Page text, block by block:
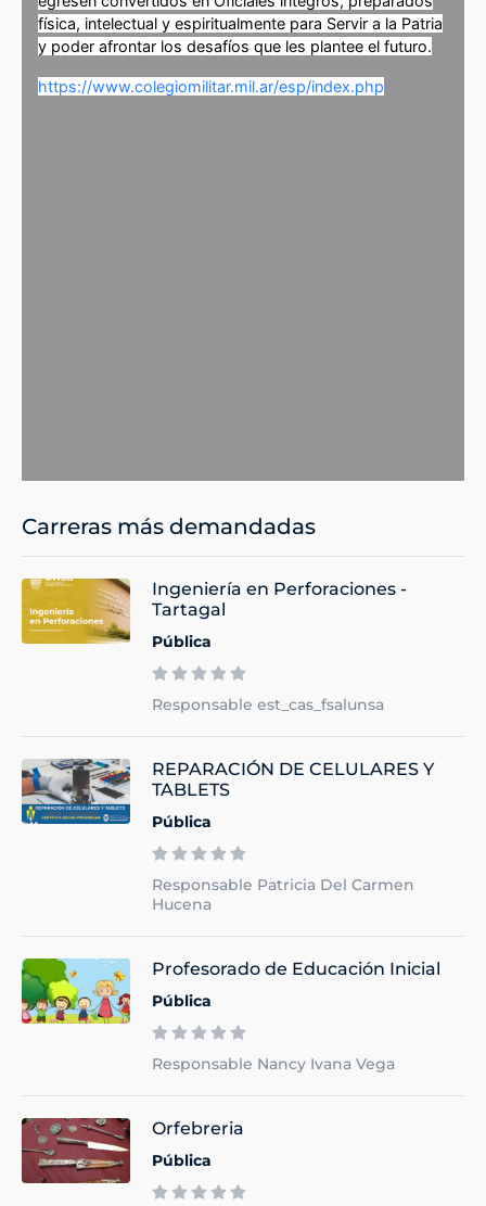
física, intelectual y espiritualmente para Servir a la Patria
y poder afrontar los desafíos que les plantee el futuro.
https://www.colegiomilitar.mil.ar/esp/index.php
Carreras más demandadas
Ingeniería en Perforaciones -
Tartagal
Pública
Responsable est_cas_fsalunsa
REPARACIÓN DE CELULARES Y
TABLETS
Pública
Responsable Patricia Del Carmen
Hucena
Profesorado de Educación Inicial
Pública
Responsable Nancy Ivana Vega
Orfebreria
Pública